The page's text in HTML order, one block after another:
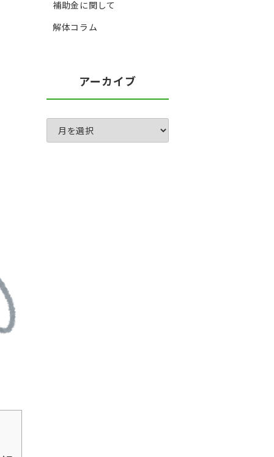
補助金に関して
解体コラム
アーカイブ